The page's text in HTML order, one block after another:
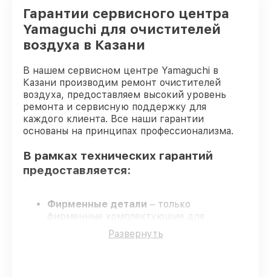
Гарантии сервисного центра
Yamaguchi для очистителей
воздуха в Казани
В нашем сервисном центре Yamaguchi в
Казани производим ремонт очистителей
воздуха, предоставляем высокий уровень
ремонта и сервисную поддержку для
каждого клиента. Все наши гарантии
основаны на принципах профессионализма.
В рамках технических гарантий
предоставляется:
Фирменные детали – только
фирменные комплектующие для
восстановления очистителей воздуха.
Сертифицированные инженеры
Развернуть